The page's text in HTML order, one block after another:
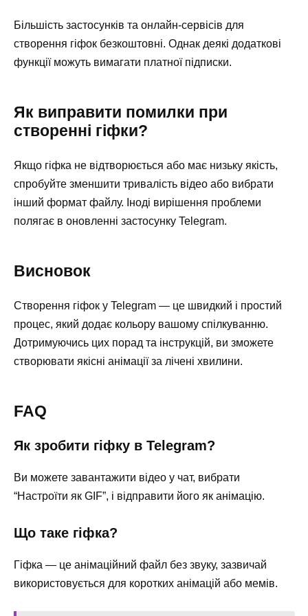
Більшість застосунків та онлайн-сервісів для
створення гіфок безкоштовні. Однак деякі додаткові
функції можуть вимагати платної підписки.
Як виправити помилки при
створенні гіфки?
Якщо гіфка не відтворюється або має низьку якість,
спробуйте зменшити тривалість відео або вибрати
інший формат файлу. Іноді вирішення проблеми
полягає в оновленні застосунку Telegram.
Висновок
Створення гіфок у Telegram — це швидкий і простий
процес, який додає кольору вашому спілкуванню.
Дотримуючись цих порад та інструкцій, ви зможете
створювати якісні анімації за лічені хвилини.
FAQ
Як зробити гіфку в Telegram?
Ви можете завантажити відео у чат, вибрати
“Настроїти як GIF”, і відправити його як анімацію.
Що таке гіфка?
Гіфка — це анімаційний файл без звуку, зазвичай
використовується для коротких анімацій або мемів.